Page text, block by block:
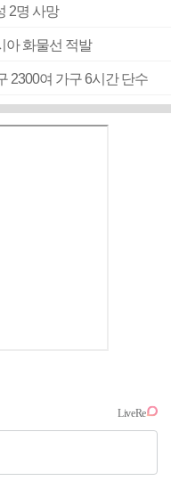
2명 사망
아 화물선 적발
2300여 가구 6시간 단수